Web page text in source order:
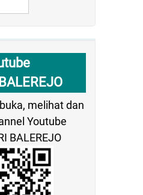
melihat dan
Youtube
BALEREJO